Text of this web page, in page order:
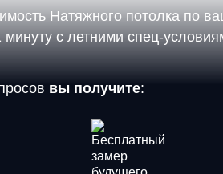
Натяжного потолка по
минуту с летними спец-
вы получите: